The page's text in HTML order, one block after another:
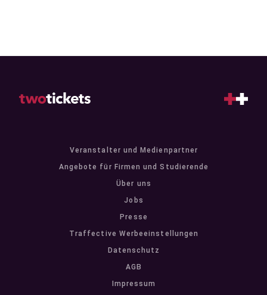
Veranstalter und Medienpartner
Angebote für Firmen und Studierende
Über uns
Jobs
Presse
Traffective Werbeeinstellungen
Datenschutz
AGB
Impressum